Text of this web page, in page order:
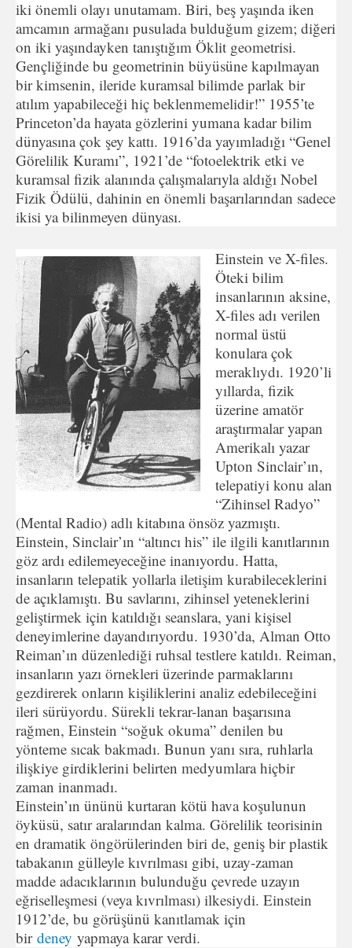
iki önemli olayı unutamam. Biri, beş yaşında iken
amcamın armağanı pusulada bulduğum gizem; diğeri
on iki yaşındayken tanıştığım Öklit geometrisi.
Gençliğinde bu geometrinin büyüsüne kapılmayan
bir kimsenin, ileride kuramsal bilimde parlak bir
atılım yapabileceği hiç beklenmemelidir!” 1955’te
Princeton’da hayata gözlerini yumana kadar bilim
dünyasına çok şey kattı. 1916’da yayımladığı “Genel
Görelilik Kuramı”, 1921’de “fotoelektrik etki ve
kuramsal fizik alanında çalışmalarıyla aldığı Nobel
Fizik Ödülü, dahinin en önemli başarılarından sadece
ikisi ya bilinmeyen dünyası.
Einstein ve X-files.
Öteki bilim
insanlarının aksine,
X-files adı verilen
normal üstü
konulara çok
meraklıydı. 1920’li
yıllarda, fizik
üzerine amatör
araştırmalar yapan
Amerikalı yazar
Upton Sinclair’ın,
telepatiyi konu alan
“Zihinsel Radyo”
(Mental Radio) adlı kitabına önsöz yazmıştı.
Einstein, Sinclair’ın “altıncı his” ile ilgili kanıtlarının
göz ardı edilemeyeceğine inanıyordu. Hatta,
insanların telepatik yollarla iletişim kurabileceklerini
de açıklamıştı. Bu savlarını, zihinsel yeteneklerini
geliştirmek için katıldığı seanslara, yani kişisel
deneyimlerine dayandırıyordu. 1930’da, Alman Otto
Reiman’ın düzenlediği ruhsal testlere katıldı. Reiman,
insanların yazı örnekleri üzerinde parmaklarını
gezdirerek onların kişiliklerini analiz edebileceğini
ileri sürüyordu. Sürekli tekrar-lanan başarısına
rağmen, Einstein “soğuk okuma” denilen bu
yönteme sıcak bakmadı. Bunun yanı sıra, ruhlarla
ilişkiye girdiklerini belirten medyumlara hiçbir
zaman inanmadı.
Einstein’ın ününü kurtaran kötü hava koşulunun
öyküsü, satır aralarından kalma. Görelilik teorisinin
en dramatik öngörülerinden biri de, geniş bir plastik
tabakanın gülleyle kıvrılması gibi, uzay-zaman
madde adacıklarının bulunduğu çevrede uzayın
eğriselleşmesi (veya kıvrılması) ilkesiydi. Einstein
1912’de, bu görüşünü kanıtlamak için
bir deney yapmaya karar verdi.